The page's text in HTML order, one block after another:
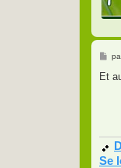
M
s
Et
Se